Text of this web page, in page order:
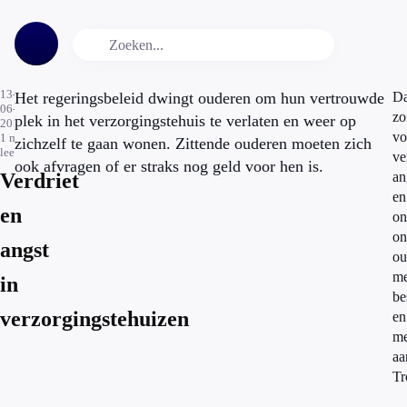
13-
06-
2013
1 min.
leestijd
Verdriet
en
angst
in
verzorgingstehuizen
Het regeringsbeleid dwingt ouderen om hun vertrouwde
plek in het verzorgingstehuis te verlaten en weer op
zichzelf te gaan wonen. Zittende ouderen moeten zich
ook afvragen of er straks nog geld voor hen is.
en
en